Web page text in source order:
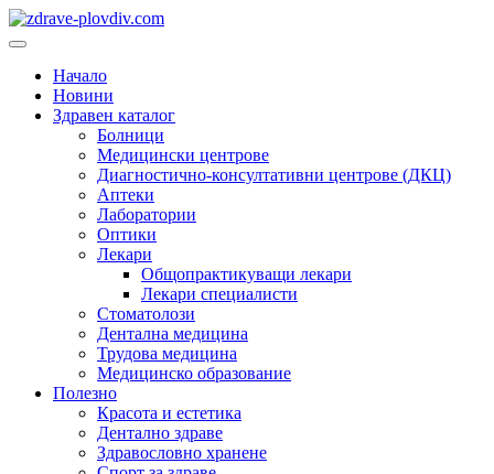
Преминете
към
Основно
Начало
Новини
Здравен каталог
Болници
Медицински центрове
Диагностично-консултативни центрове (ДКЦ)
Аптеки
Лаборатории
Оптики
Лекари
Общопрактикуващи лекари
Лекари специалисти
Стоматолози
Дентална медицина
Трудова медицина
Медицинско образование
Полезно
Красота и естетика
Дентално здраве
Здравословно хранене